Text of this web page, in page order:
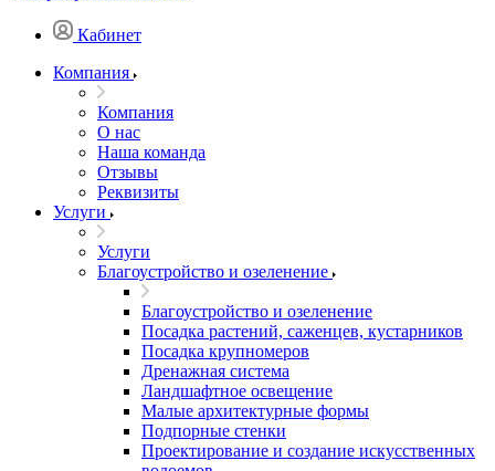
Кабинет
Компания
Компания
О нас
Наша команда
Отзывы
Реквизиты
Услуги
Услуги
Благоустройство и озеленение
Благоустройство и озеленение
Посадка растений, саженцев, кустарников
Посадка крупномеров
Дренажная система
Ландшафтное освещение
Малые архитектурные формы
Подпорные стенки
Проектирование и создание искусственных